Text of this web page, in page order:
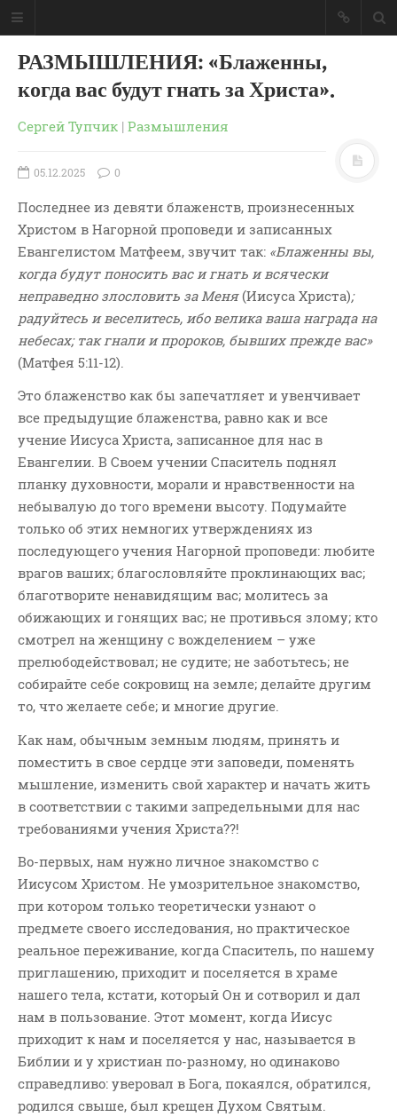
ГЛАВНАЯ
МОИ КНИГИ
СЛОВО-АУДИО
СЛОВО-ВИДЕО
ВОПРОСЫ ПАСТОРУ
КОНТАКТ
РУБРИКИ
Беседы По Бытие
Заметки
Изображения
Информация
Книга "Второе Пришествие
Мини-Проповеди
Новости
Поэзия
Притчи
Проповедь-Аудио
Проповедь-Видео
Размышления
Пришествие ИХ"
Служителей
Служение
Цитата
РАЗМЫШЛЕНИЯ: «Блаженны,
когда вас будут гнать за Христа».
Сергей Тупчик | Размышления
05.12.2025 0
Последнее из девяти блаженств, произнесенных
Христом в Нагорной проповеди и записанных
Евангелистом Матфеем, звучит так: «Блаженны вы,
когда будут поносить вас и гнать и всячески
неправедно злословить за Меня(Иисуса Христа);
радуйтесь и веселитесь, ибо велика ваша награда на
небесах; так гнали и пророков, бывших прежде вас»
(Матфея 5:11-12).
Это блаженство как бы запечатляет и увенчивает
все предыдущие блаженства, равно как и все
учение Иисуса Христа, записанное для нас в
Евангелии. В Своем учении Спаситель поднял
планку духовности, морали и нравственности на
небывалую до того времени высоту. Подумайте
только об этих немногих утверждениях из
последующего учения Нагорной проповеди: любите
врагов ваших; благословляйте проклинающих вас;
благотворите ненавидящим вас; молитесь за
обижающих и гонящих вас; не противься злому; кто
смотрел на женщину с вожделением – уже
прелюбодействовал; не судите; не заботьтесь; не
собирайте себе сокровищ на земле; делайте другим
то, что желаете себе; и многие другие.
Как нам, обычным земным людям, принять и
поместить в свое сердце эти заповеди, поменять
мышление, изменить свой характер и начать жить
в соответствии с такими запредельными для нас
требованиями учения Христа??!
Во-первых, нам нужно личное знакомство с
Иисусом Христом. Не умозрительное знакомство,
при котором только теоретически узнают о
предмете своего исследования, но практическое
реальное переживание, когда Спаситель, по нашему
приглашению, приходит и поселяется в храме
нашего тела, кстати, который Он и сотворил и дал
нам в пользование. Этот момент, когда Иисус
приходит к нам и поселяется у нас, называется в
Библии и у христиан по-разному, но одинаково
справедливо: уверовал в Бога, покаялся, обратился,
родился свыше, был крещен Духом Святым.